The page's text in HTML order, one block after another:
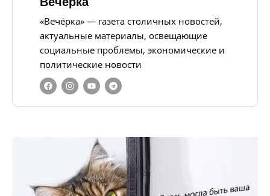
«Вечёрка» — газета столичных новостей,
актуальные материалы, освещающие
социальные проблемы, экономические и
политические новости